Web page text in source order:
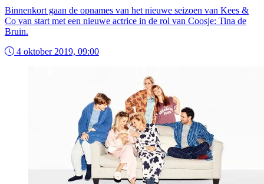
Binnenkort gaan de opnames van het nieuwe seizoen van Kees &
Co van start met een nieuwe actrice in de rol van Coosje: Tina de
Bruin.
4 oktober 2019, 09:00